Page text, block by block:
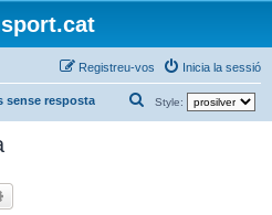
Inicia la sessió
Registreu-vos
sense resposta Style:
e